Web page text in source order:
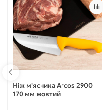
Ніж м'ясника Arcos 2900
170 мм жовтий